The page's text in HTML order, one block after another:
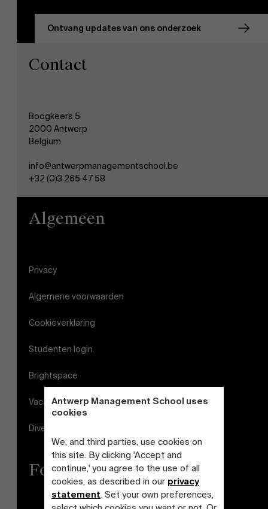
Antwerp Management School uses
cookies
We, and third parties, use cookies on
this site. By clicking 'Accept and
continue,' you agree to the use of all
cookies, as described in our privacy
statement. Set your own preferences,
Ontvang updates van ons onderzoek
Contact
Boogkeers 5
2000 Antwerp
Belgium
info@antwerpmanagementschool.be
+32 (0)3 265 47 58
Algemeen
Privacy
Algemene voorwaarden
Cookieverklaring
Studenten login
Brightspace
Vacatures
Diversiteits- en Inclusieplan
Follow us